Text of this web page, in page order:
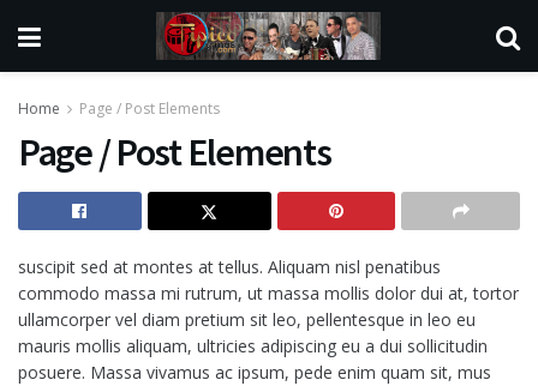
Home Page / Post Elements
Page / Post Elements
suscipit sed at montes at tellus. Aliquam nisl penatibus
commodo massa mi rutrum, ut massa mollis dolor dui at, tortor
ullamcorper vel diam pretium sit leo, pellentesque in leo eu
mauris mollis aliquam, ultricies adipiscing eu a dui sollicitudin
posuere. Massa vivamus ac ipsum, pede enim quam sit, mus